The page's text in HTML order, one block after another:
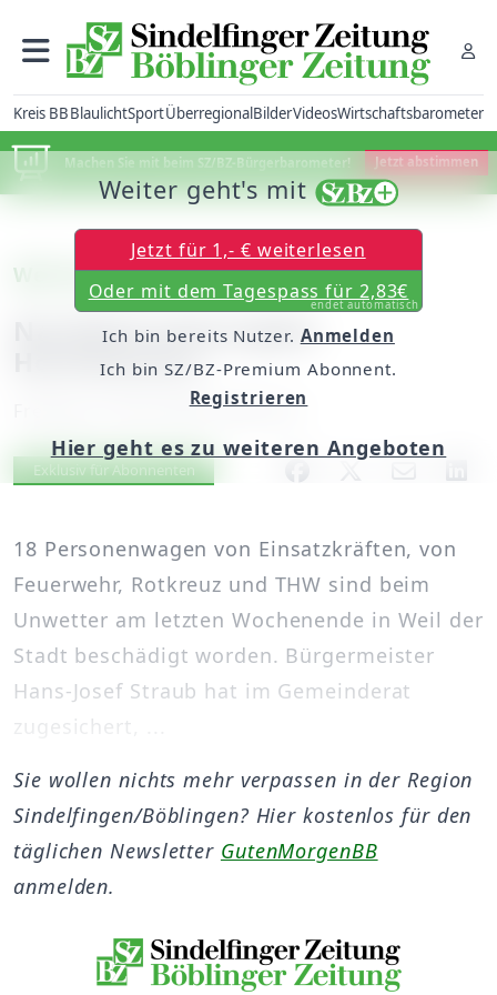
Kreis BBBlaulichtSportÜberregionalBilderVideosWirtschaftsbarometer
Machen Sie mit beim SZ/BZ-Bürgerbarometer! Jetzt abstimmen
Weil der Stadt
Nachbetrachtungdes
Hochwassers
Freitag, 22. Mai 2009, 00:00 Uhr
Artikel vorlesen
Exklusiv für Abonnenten
18 Personenwagen von Einsatzkräften, von
Feuerwehr, Rotkreuz und THW sind beim
Unwetter am letzten Wochenende in Weil der
Stadt beschädigt worden. Bürgermeister
Hans-Josef Straub hat im Gemeinderat
zugesichert, ...
Weiter geht's mit
Jetzt für 1,- € weiterlesen
Oder mit dem Tagespass für 2,83€
endet automatisch
Ich bin bereits Nutzer. Anmelden
Ich bin SZ/BZ-Premium Abonnent.
Registrieren
Hier geht es zu weiteren Angeboten
Sie wollen nichts mehr verpassen in der Region
Sindelfingen/Böblingen? Hier kostenlos für den
täglichen Newsletter GutenMorgenBB
anmelden.